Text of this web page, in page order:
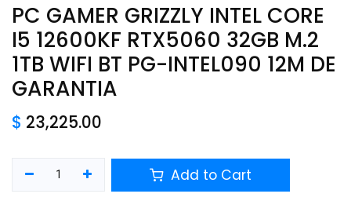
PC GAMER GRIZZLY INTEL CORE
I5 12600KF RTX5060 32GB M.2
1TB WIFI BT PG-INTEL090 12M DE
GARANTIA
$ 23,225.00
Add to Cart